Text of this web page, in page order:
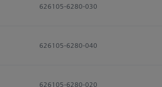
626105-6280-030
626105-6280-040
626105-6280-020